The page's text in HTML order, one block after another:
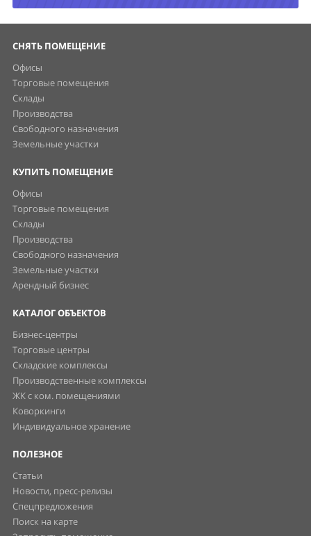
СНЯТЬ ПОМЕЩЕНИЕ
Офисы
Торговые помещения
Склады
Производства
Свободного назначения
Земельные участки
КУПИТЬ ПОМЕЩЕНИЕ
Офисы
Торговые помещения
Склады
Производства
Свободного назначения
Земельные участки
Арендный бизнес
КАТАЛОГ ОБЪЕКТОВ
Бизнес-центры
Торговые центры
Складские комплексы
Производственные комплексы
ЖК с ком. помещениями
Коворкинги
Индивидуальное хранение
ПОЛЕЗНОЕ
Статьи
Новости, пресс-релизы
Спецпредложения
Поиск на карте